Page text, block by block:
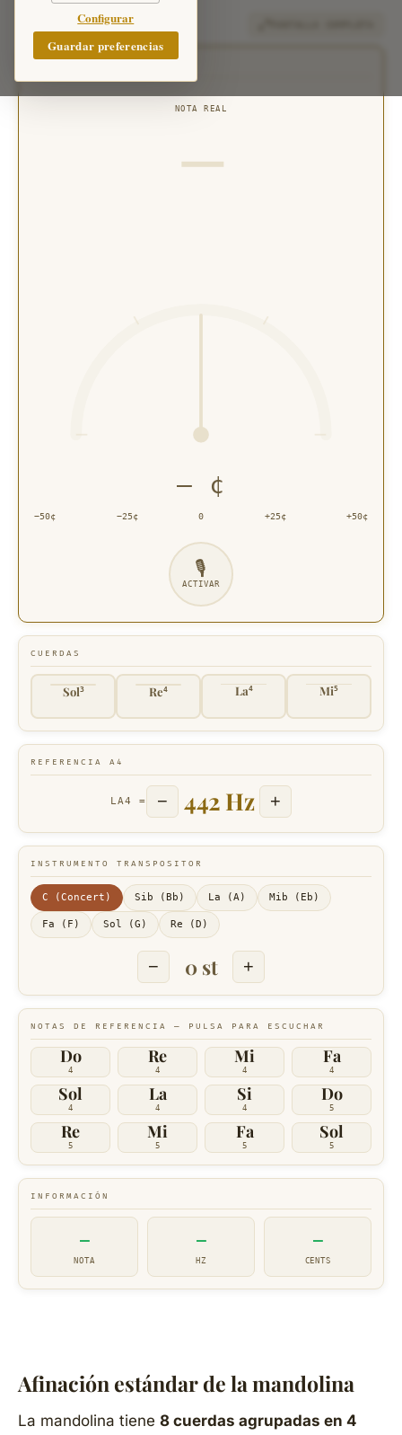
Configurar
Guardar preferencias
genera una
NOTA REAL
—
— ¢
−50¢ −25¢ 0 +25¢ +50¢
🎙
ACTIVAR
CUERDAS
Sol3 Re4 La4 Mi5
REFERENCIA A4
LA4 = − 442 Hz +
INSTRUMENTO TRANSPOSITOR
C (Concert) Sib (Bb) La (A) Mib (Eb)
Fa (F) Sol (G) Re (D)
− 0 st +
NOTAS DE REFERENCIA — PULSA PARA ESCUCHAR
Do
4
Re
4
Mi
4
Fa
4
Sol
4
La
4
Si
4
Do
5
Re
5
Mi
5
Fa
5
Sol
5
INFORMACIÓN
—
NOTA
—
HZ
—
CENTS
Afinación estándar de la mandolina
La mandolina tiene 8 cuerdas agrupadas en 4